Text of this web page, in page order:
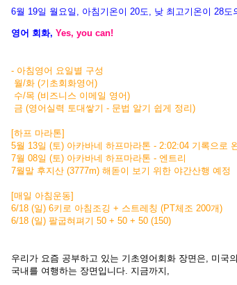
6월 19일 월 요일 아침기온이 20도 낮 최고기온이 28도
영어 회화, Yes, you can!
- 아침영어 요일별 구성
월/화 (기초회화영어)
수/목 (비즈니스 이메일 영어)
금 (영어실력 토대쌓기 - 문법 알기 쉽게 정리)
[하프 마라톤]
5월 13일 (토) 아카바네 하프마라톤 - 2:02:04 기록으로
7월 08일 (토) 아카바네 하프마라톤 - 엔트리
7월말 후지산 (3777m) 해돋이 보기 위한 야간산행 예정
[매일 아침운동]
6/18 (일) 6키로 아침조깅 + 스트레칭 (PT체조 200개)
6/18 (일) 팔굽혀펴기 50 + 50 + 50 (150)
우리가 요즘 공부하고 있는 기초영어회화 장면은, 미국의
국내를 여행하는 장면입니다. 지금까지,